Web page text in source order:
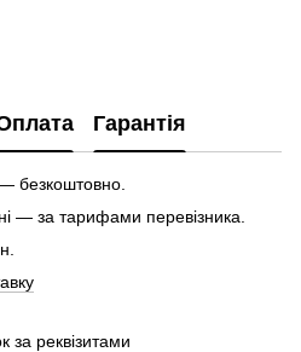
Гарантія
безкоштовно.
— за тарифами перевізника.
за реквізитами